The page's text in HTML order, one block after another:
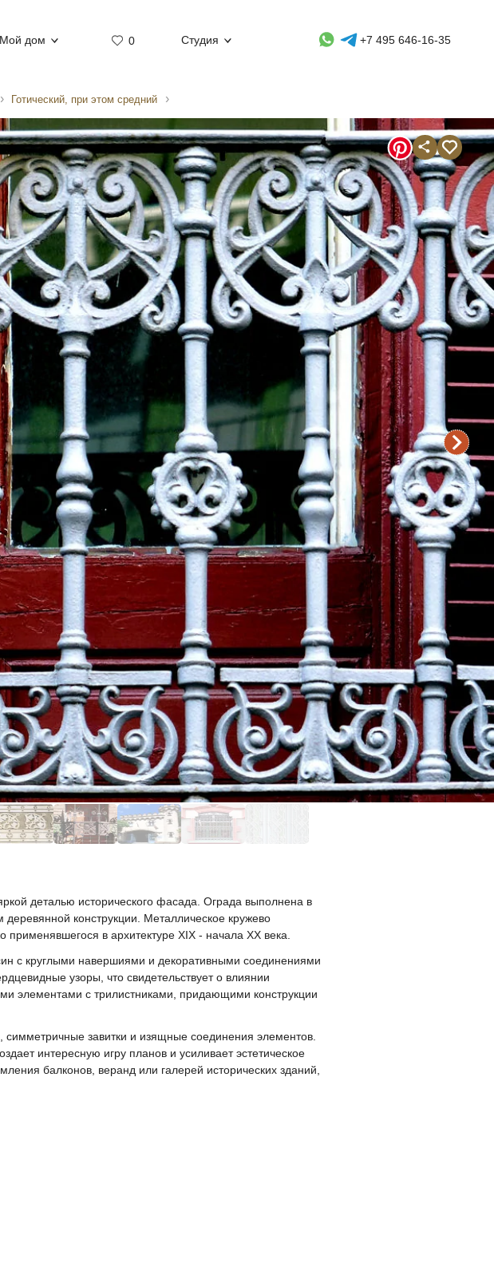
Мой дом 0 Студия Whatsapp контакт
Telegram контакт
+7 495 646-16-35
Готический, при этом средний
деталью исторического фасада. Ограда выполнена в
конструкции. Металлическое кружево
в архитектуре XIX - начала XX века.
с круглыми навершиями и декоративными соединениями
узоры, что свидетельствует о влиянии
элементами с трилистниками, придающими конструкции
завитки и изящные соединения элементов.
интересную игру планов и усиливает эстетическое
балконов, веранд или галерей исторических зданий,